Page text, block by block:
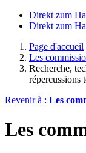
Direkt zum
Direkt zum
Page d'accueil
Les
Recherche,
répercussions
Revenir à : Les
Les